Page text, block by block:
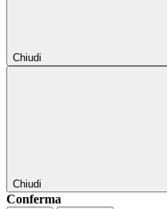
Chiudi
Chiudi
Conferma